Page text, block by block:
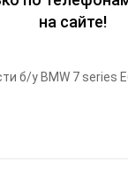
на сайте!
б/у BMW 7 series